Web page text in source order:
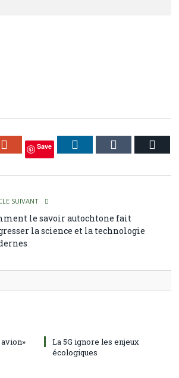
Google+
Save LinkedIn Tumblr
SUIVANT
le savoir autochtone fait
la science et la technologie
La 5G ignore les enjeux
écologiques